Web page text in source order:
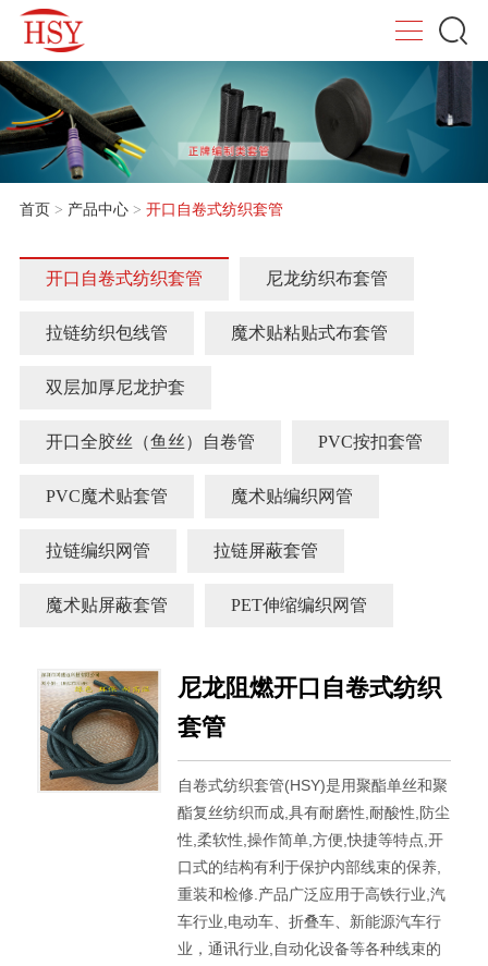
首页 > 产品中心> 开口自卷式纺织套管
开口自卷式纺织套管 尼龙纺织布套管
拉链纺织包线管 魔术贴粘贴式布套管
双层加厚尼龙护套
开口全胶丝（鱼丝）自卷管 PVC按扣套管
PVC魔术贴套管 魔术贴编织网管
拉链编织网管 拉链屏蔽套管
魔术贴屏蔽套管 PET伸缩编织网管
尼龙阻燃开口自卷式纺织
套管
自卷式纺织套管(HSY)是用聚酯单丝和聚
酯复丝纺织而成,具有耐磨性,耐酸性,防尘
性,柔软性,操作简单,方便,快捷等特点,开
口式的结构有利于保护内部线束的保养,
重装和检修.产品广泛应用于高铁行业,汽
车行业,电动车、折叠车、新能源汽车行
业，通讯行业,自动化设备等各种线束的